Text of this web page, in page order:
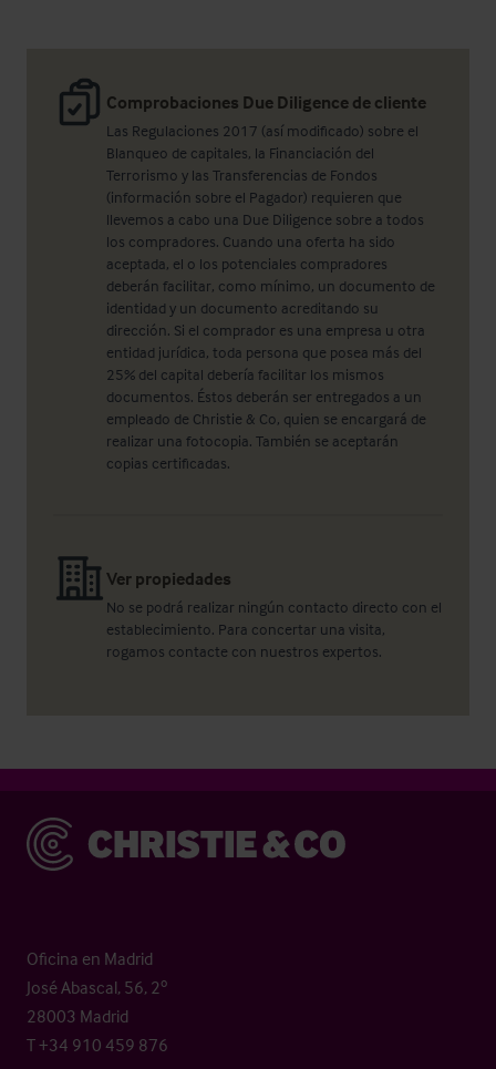
Comprobaciones Due Diligence de cliente
Las Regulaciones 2017 (así modificado) sobre el
Blanqueo de capitales, la Financiación del
Terrorismo y las Transferencias de Fondos
(información sobre el Pagador) requieren que
llevemos a cabo una Due Diligence sobre a todos
los compradores. Cuando una oferta ha sido
aceptada, el o los potenciales compradores
deberán facilitar, como mínimo, un documento de
identidad y un documento acreditando su
dirección. Si el comprador es una empresa u otra
entidad jurídica, toda persona que posea más del
25% del capital debería facilitar los mismos
documentos. Éstos deberán ser entregados a un
empleado de Christie & Co, quien se encargará de
realizar una fotocopia. También se aceptarán
copias certificadas.
Ver propiedades
No se podrá realizar ningún contacto directo con el
establecimiento. Para concertar una visita,
rogamos contacte con nuestros expertos.
Christie & Co
Oficina en Madrid
José Abascal, 56, 2º
28003 Madrid
T +34 910 459 876